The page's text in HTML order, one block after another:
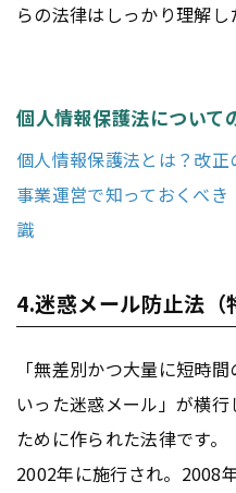
らの法律はしっかり理解し
個人情報保護法について
個人情報保護法とは？改
事業運営で知っておくべ
識
4.迷惑メール防止法（
「無差別かつ大量に短時
いった迷惑メール」が横
ために作られた法律です。
2002年に施行され。2008